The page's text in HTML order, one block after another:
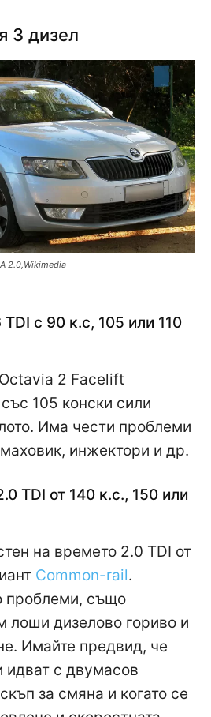
3 дизел
2.0,Wikimedia
с 90 к.с, 105 или 110
2 Facelift
105 конски сили
Има чести проблеми
инжектори и др.
TDI от 140 к.с., 150 или
на времето 2.0 TDI от
Common-rail.
проблеми, също
лоши дизелово гориво и
Имайте предвид, че
идват с двумасов
за смяна и когато се